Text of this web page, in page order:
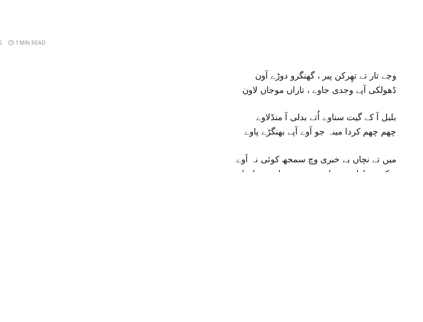
1 MIN READ
وجے تار تے تھِرکن پیر ، گھنگرو دوڑے آون
ڈھولکی آپے وجدی جاوے ، تاراں موجاں لاون
بلبل آ کے گیت سناوے اُتے بدلی آ منڈلاوے
چھم چھم کردا مینہ جو آوے آپے بھنگڑے پاوے
میں تے نچاں بے خبری وچ سمجھ کوئی نہ آوے
ویکھی جاواں میں ایہہ سبھے ، جادو ہندا جاوے